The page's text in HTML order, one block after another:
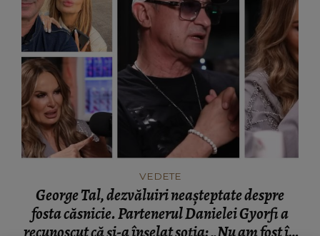
VEDETE
George Tal, dezvăluiri neașteptate despre
fosta căsnicie. Partenerul Danielei Gyorfi a